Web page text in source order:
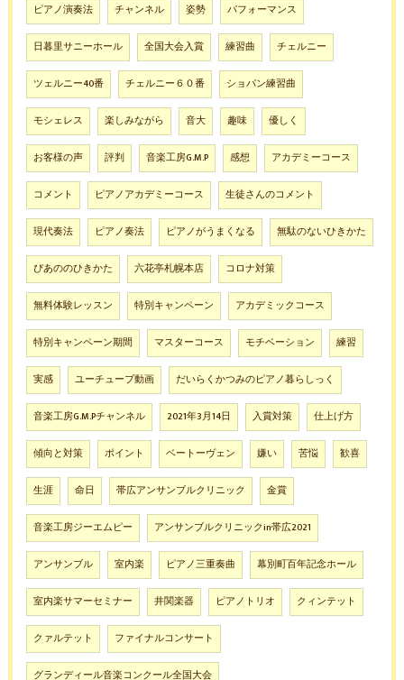
ピアノ演奏法 チャンネル 姿勢 パフォーマンス
日暮里サニーホール 全国大会入賞 練習曲 チェルニー
ツェルニー40番 チェルニー６０番 ショパン練習曲
モシェレス 楽しみながら 音大 趣味 優しく
お客様の声 評判 音楽工房G.M.P 感想 アカデミーコース
コメント ピアノアカデミーコース 生徒さんのコメント
現代奏法 ピアノ奏法 ピアノがうまくなる 無駄のないひきかた
ぴあののひきかた 六花亭札幌本店 コロナ対策
無料体験レッスン 特別キャンペーン アカデミックコース
特別キャンペーン期間 マスターコース モチベーション 練習
実感 ユーチューブ動画 だいらくかつみのピアノ暮らしっく
音楽工房G.M.Pチャンネル 2021年3月14日 入賞対策 仕上げ方
傾向と対策 ポイント ベートーヴェン 嫌い 苦悩 歓喜
生涯 命日 帯広アンサンブルクリニック 金賞
音楽工房ジーエムピー アンサンブルクリニックin帯広2021
アンサンブル 室内楽 ピアノ三重奏曲 幕別町百年記念ホール
室内楽サマーセミナー 井関楽器 ピアノトリオ クィンテット
クァルテット ファイナルコンサート
グランディール音楽コンクール全国大会